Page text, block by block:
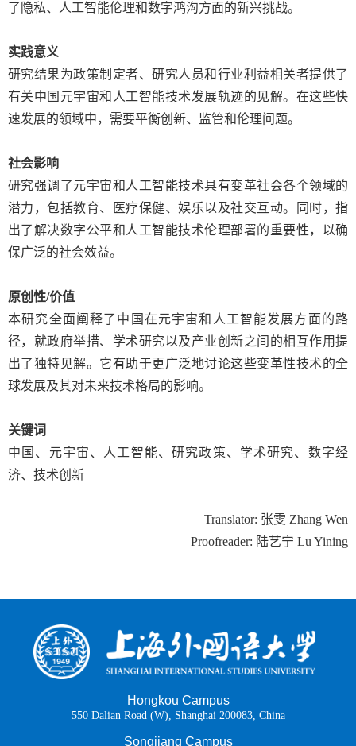
了隐私、人工智能伦理和数字鸿沟方面的新兴挑战。
实践意义
研究结果为政策制定者、研究人员和行业利益相关者提供了
有关中国元宇宙和人工智能技术发展轨迹的见解。在这些快
速发展的领域中，需要平衡创新、监管和伦理问题。
社会影响
研究强调了元宇宙和人工智能技术具有变革社会各个领域的
潜力 ，包括教育、医疗保健、娱乐以及社交互动。同时，指
出了解决数字公平和人工智能技术伦理部署的重要性，以确
保广泛的社会效益。
原创性/价值
本研究全面阐释了中国在元宇宙和人工智能发展方面的路
径， 就政府举措、学术研究以及产业创新之间的相互作用提
出了独特见解。它有助于更广泛地讨论这些变革性技术的全
球发展及其对未来技术格局的影响。
关键词
中国、元宇宙、人工智能、研究政策、学术研究、数字经
济、技术创新
Translator: 张雯 Zhang Wen
Proofreader: 陆艺宁 Lu Yining
Hongkou Campus
550 Dalian Road (W), Shanghai 200083, China
Songjiang Campus